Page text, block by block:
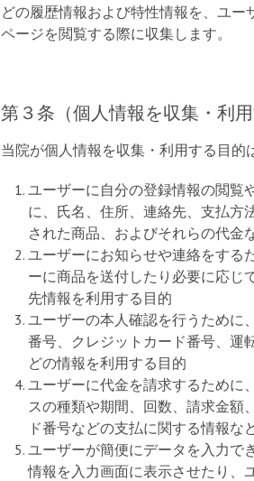
どの履歴情報および特性情報を、ユ
ページを閲覧する際に収集します。
第３条（個人情報を収集・利用
当院が個人情報を収集・利用する目的
ユーザーに自分の登録情報の閲覧
に、氏名、住所、連絡先、支払方
された商品、およびそれらの代金
ユーザーにお知らせや連絡をする
ーに商品を送付したり必要に応じ
先情報を利用する目的
ユーザーの本人確認を行うために
番号、クレジットカード番号、運
どの情報を利用する目的
ユーザーに代金を請求するために
スの種類や期間、回数、請求金額
ド番号などの支払に関する情報な
ユーザーが簡便にデータを入力で
情報を入力画面に表示させたり、